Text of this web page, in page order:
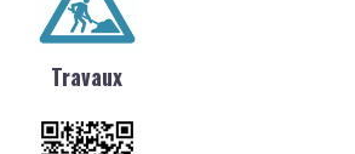
Travaux